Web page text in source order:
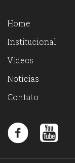
Home
Institucional
Vídeos
Notícias
Contato